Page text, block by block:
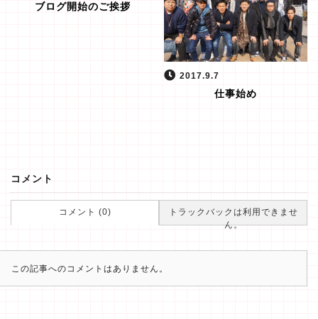
ブログ開始のご挨拶
2017.9.7
仕事始め
コメント
コメント (0)
トラックバックは利用できませ
ん。
この記事へのコメントはありません。